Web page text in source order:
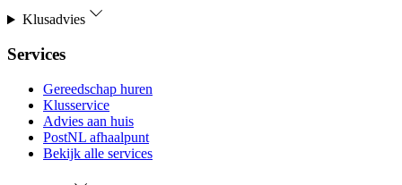
Klusadvies
Services
Gereedschap huren
Klusservice
Advies aan huis
PostNL afhaalpunt
Bekijk alle services